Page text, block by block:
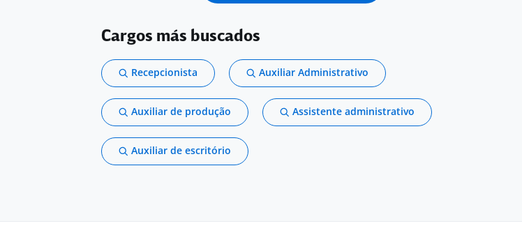
Cargos más buscados
Recepcionista Auxiliar Administrativo
Auxiliar de produção Assistente administrativo
Auxiliar de escritório